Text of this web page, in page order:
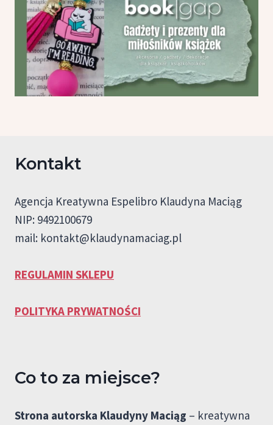
Kontakt
Agencja Kreatywna Espelibro Klaudyna Maciąg
NIP: 9492100679
mail: kontakt@klaudynamaciag.pl
REGULAMIN SKLEPU
POLITYKA PRYWATNOŚCI
Co to za miejsce?
Strona autorska Klaudyny Maciąg – kreatywna